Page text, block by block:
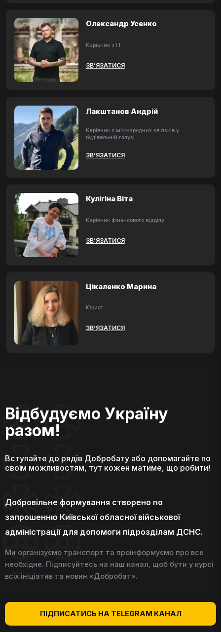
Олександр Усенко
Керівник з ІТ
ЗВ’ЯЗАТИСЯ
Лакштанов Андрій
Керівник з міжнародних зв'язків у
будівельній галузі
ЗВ’ЯЗАТИСЯ
Кулігіна Віта
Керівник фінансового відділу
ЗВ’ЯЗАТИСЯ
Цікаленко Марина
Юрист
ЗВ’ЯЗАТИСЯ
Відбудуємо Україну
разом!
Вступайте до рядів Добробату або допомагайте по
своїм можливостям, тут кожен матиме, що робити!
Добровільне формування створено по
запрошенню Київської обласної військової
адміністрації для допомоги підрозділам ДСНС.
Ми організуємо транспорт та проінформуємо про все
необхідне. Підписуйтесь на наш канал, щоб бути у курсі
всіх ініціатив та новин «Добробат».
ПІДПИСАТИСЬ НА TELEGRAM КАНАЛ